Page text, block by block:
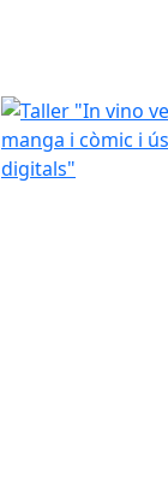
Taller "In vino